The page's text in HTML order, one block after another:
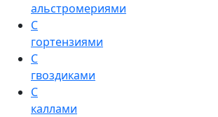
альстромериями
С
гортензиями
С
гвоздиками
С
каллами